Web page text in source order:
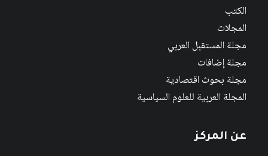
الكتب
المجلات
مجلة المستقبل العربي
مجلة إضافات
مجلة بحوث اقتصادية
المجلة العربية للعلوم السياسية
عن المركز